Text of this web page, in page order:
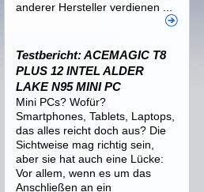
anderer Hersteller verdienen ...
Testbericht: ACEMAGIC T8
PLUS 12 INTEL ALDER
LAKE N95 MINI PC
Mini PCs? Wofür?
Smartphones, Tablets, Laptops,
das alles reicht doch aus? Die
Sichtweise mag richtig sein,
aber sie hat auch eine Lücke:
Vor allem, wenn es um das
Anschließen an ein